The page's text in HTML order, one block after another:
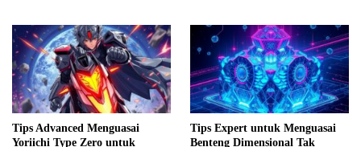
Tips Advanced Menguasai
Yoriichi Type Zero untuk
Tips Expert untuk Menguasai
Benteng Dimensional Tak